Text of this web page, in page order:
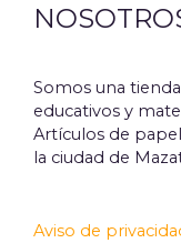
Somos una
educativos y
Artículos de
la ciudad de
Aviso de